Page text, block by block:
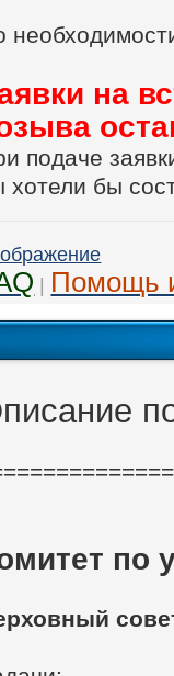
на
подаче
хотели бы
| Помощь
по